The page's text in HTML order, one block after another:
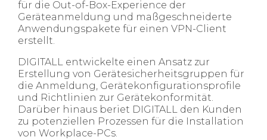
für die Out-of-Box-Experience der
Geräteanmeldung und maßgeschneiderte
Anwendungspakete für einen VPN-Client
erstellt.
DIGITALL entwickelte einen Ansatz zur
Erstellung von Gerätesicherheitsgruppen für
die Anmeldung, Gerätekonfigurationsprofile
und Richtlinien zur Gerätekonformität.
Darüber hinaus beriet DIGITALL den Kunden
zu potenziellen Prozessen für die Installation
von Workplace-PCs.